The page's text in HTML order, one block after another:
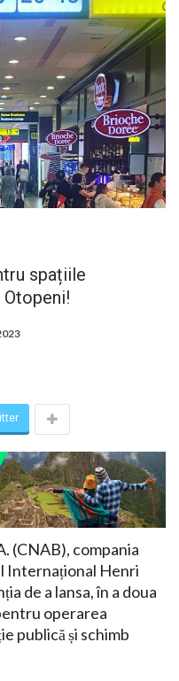
spațiile
(CNAB), compania
Internațional Henri
de a lansa, în a doua
operarea
publică și schimb